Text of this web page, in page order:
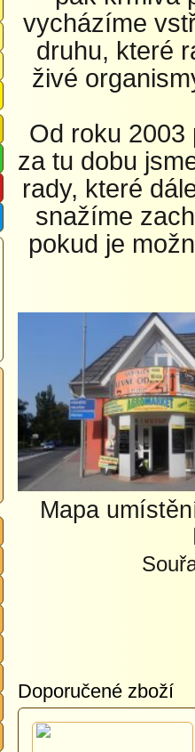
vycházíme
druhu, které
živé
Od roku 2003
za tu dobu
rady, které
snažíme
pokud je
Mapa
Doporučené zboží